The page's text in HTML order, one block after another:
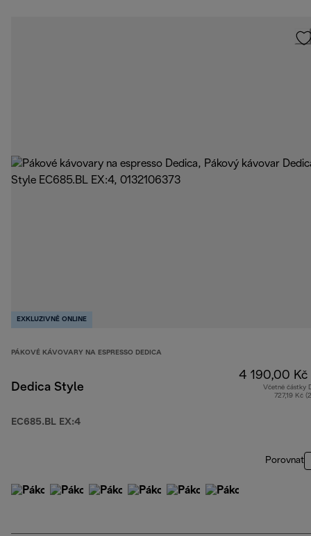
EXKLUZIVNĚ ONLINE
PÁKOVÉ KÁVOVARY NA ESPRESSO DEDICA
Dedica Style
EC685.BL EX:4
4 190,00 Kč
Včetně částky
727,19 Kč
Porovnat